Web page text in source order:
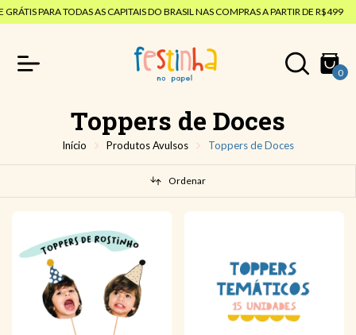
PARA TODAS AS CAPITAIS DO BRASIL NAS COMPRAS A PARTIR DE R$499
0
Toppers de Doces
Início Produtos Avulsos Toppers de Doces
Ordenar